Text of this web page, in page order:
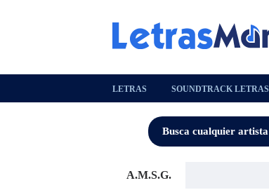
LETRAS SOUNDTRACK LETRAS
A.M.S.G.